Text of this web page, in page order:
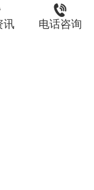
讯

电话咨询